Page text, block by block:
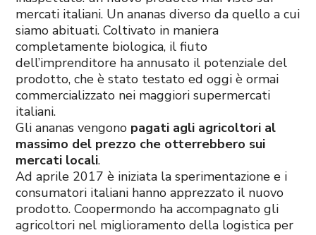
mercati italiani. Un ananas diverso da quello a cui
siamo abituati. Coltivato in maniera
completamente biologica, il fiuto
dell’imprenditore ha annusato il potenziale del
prodotto, che è stato testato ed oggi è ormai
commercializzato nei maggiori supermercati
italiani.
Gli ananas vengono pagati agli agricoltori al
massimo del prezzo che otterrebbero sui
mercati locali.
Ad aprile 2017 è iniziata la sperimentazione e i
consumatori italiani hanno apprezzato il nuovo
prodotto. Coopermondo ha accompagnato gli
agricoltori nel miglioramento della logistica per